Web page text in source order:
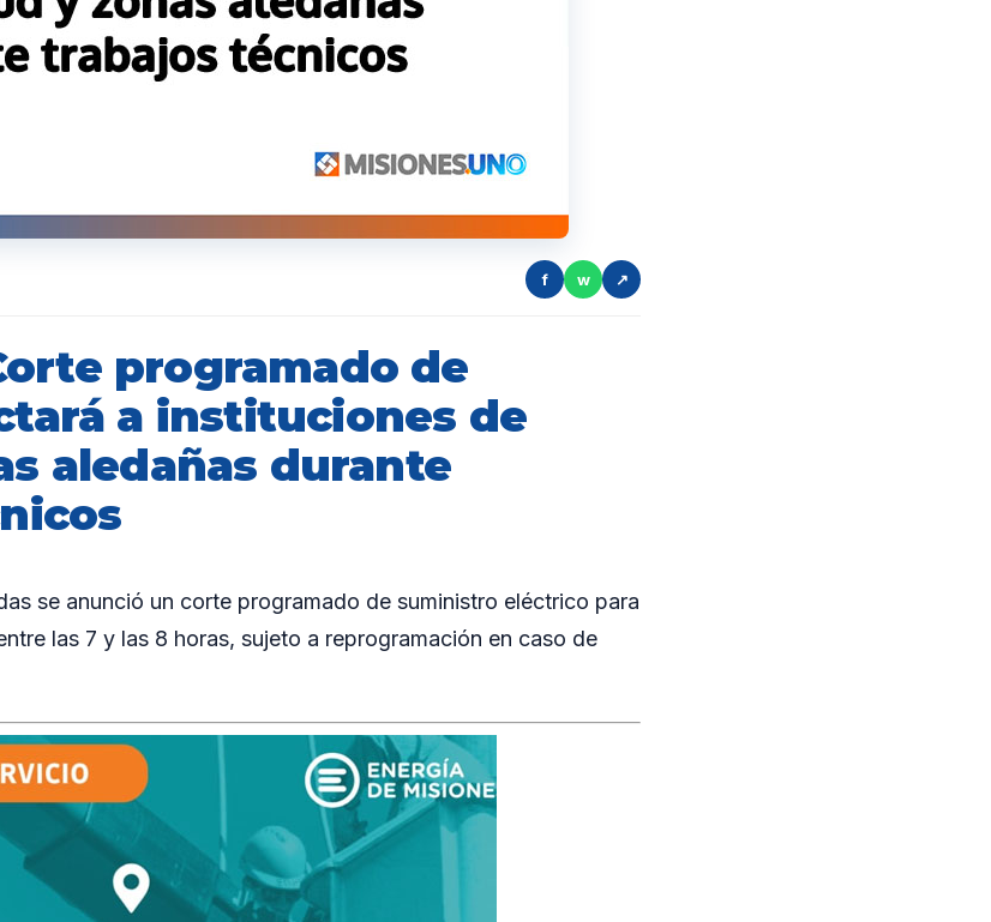
f w ↗
programado de
a instituciones de
aledañas durante
se anunció un corte programado de suministro eléctrico para
las 7 y las 8 horas, sujeto a reprogramación en caso de